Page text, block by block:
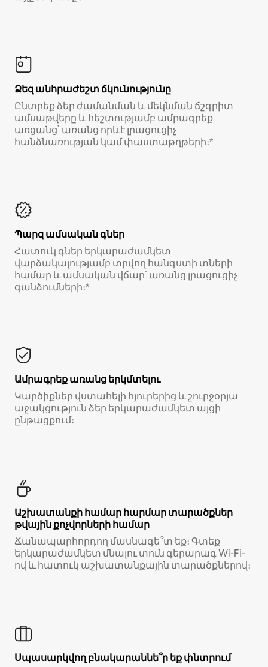
Ձեզ անհրաժեշտ ճկունությունը
Ընտրեք ձեր ժամանման և մեկնման ճշգրիտ
ամսաթվերը և հեշտությամբ ամրագրեք
առցանց՝ առանց որևէ լրացուցիչ
հանձնառության կամ փաստաթղթերի։*
Պարզ ամսական գներ
Հատուկ գներ երկարաժամկետ
վարձակալությամբ տրվող հանգստի տների
համար և ամսական վճար՝ առանց լրացուցիչ
գանձումների։*
Ամրագրեք առանց երկմտելու
Կարծիքներ վստահելի հյուրերից և շուրջօրյա
աջակցություն ձեր երկարաժամկետ այցի
ընթացքում։
Աշխատանքի համար հարմար տարածքներ
թվային քոչվորների համար
Ճանապարհորդող մասնագե՞տ եք։ Գտեք
երկարաժամկետ մնալու տուն գերարագ Wi-Fi-
ով և հատուկ աշխատանքային տարածքներով։
Սպասարկվող բնակարաննե՞ր եք փնտրում